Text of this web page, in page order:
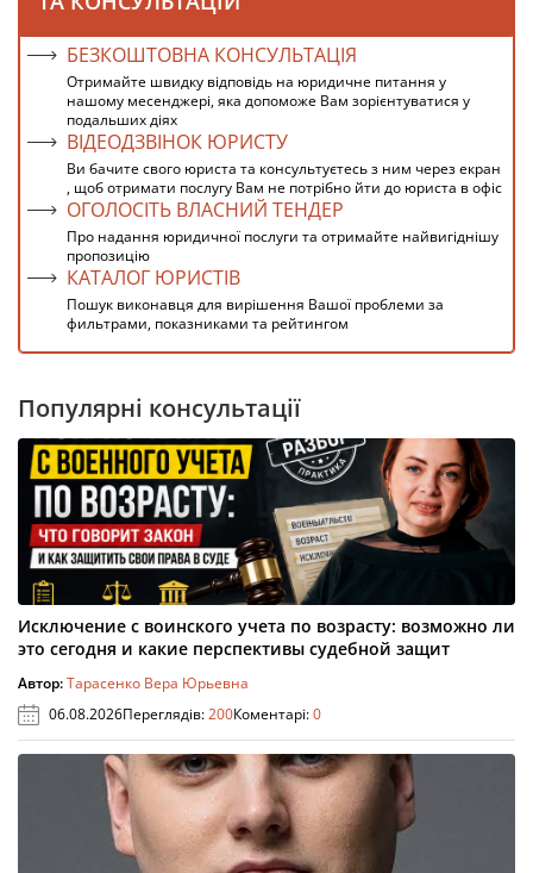
БЕЗКОШТОВНА КОНСУЛЬТАЦІЯ
Отримайте швидку відповідь на юридичне питання у
нашому месенджері, яка допоможе Вам зорієнтуватися у
подальших діях
ВІДЕОДЗВІНОК ЮРИСТУ
Ви бачите свого юриста та консультуєтесь з ним через екран
, щоб отримати послугу Вам не потрібно йти до юриста в офіс
ОГОЛОСІТЬ ВЛАСНИЙ ТЕНДЕР
Про надання юридичної послуги та отримайте найвигіднішу
пропозицію
КАТАЛОГ ЮРИСТІВ
Пошук виконавця для вирішення Вашої проблеми за
фильтрами, показниками та рейтингом
Популярні консультації
Исключение с воинского учета по возрасту: возможно ли
это сегодня и какие перспективы судебной защит
Автор:Тарасенко Вера Юрьевна
06.08.2026Переглядів:200Коментарі:0